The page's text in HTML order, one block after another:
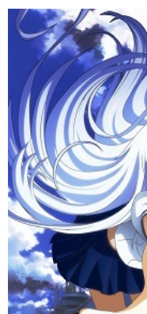
ビジネス
書評
ゲーム
アニメ
アニメ！アニメ！TV
連載・コラム